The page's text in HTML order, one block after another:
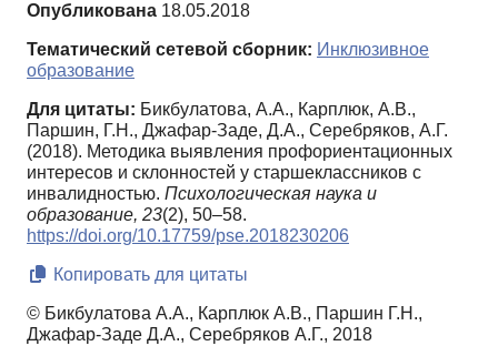
Опубликована 18.05.2018
Тематический сетевой сборник: Инклюзивное
образование
Для цитаты: Бикбулатова, А.А., Карплюк, А.В.,
Паршин, Г.Н., Джафар-Заде, Д.А., Серебряков, А.Г.
(2018). Методика выявления профориентационных
интересов и склонностей у старшеклассников с
инвалидностью. Психологическая наука и
образование, 23(2), 50–58.
https://doi.org/10.17759/pse.2018230206
Копировать для цитаты
© Бикбулатова А.А., Карплюк А.В., Паршин Г.Н.,
Джафар-Заде Д.А., Серебряков А.Г., 2018